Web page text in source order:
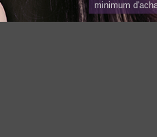
minimum